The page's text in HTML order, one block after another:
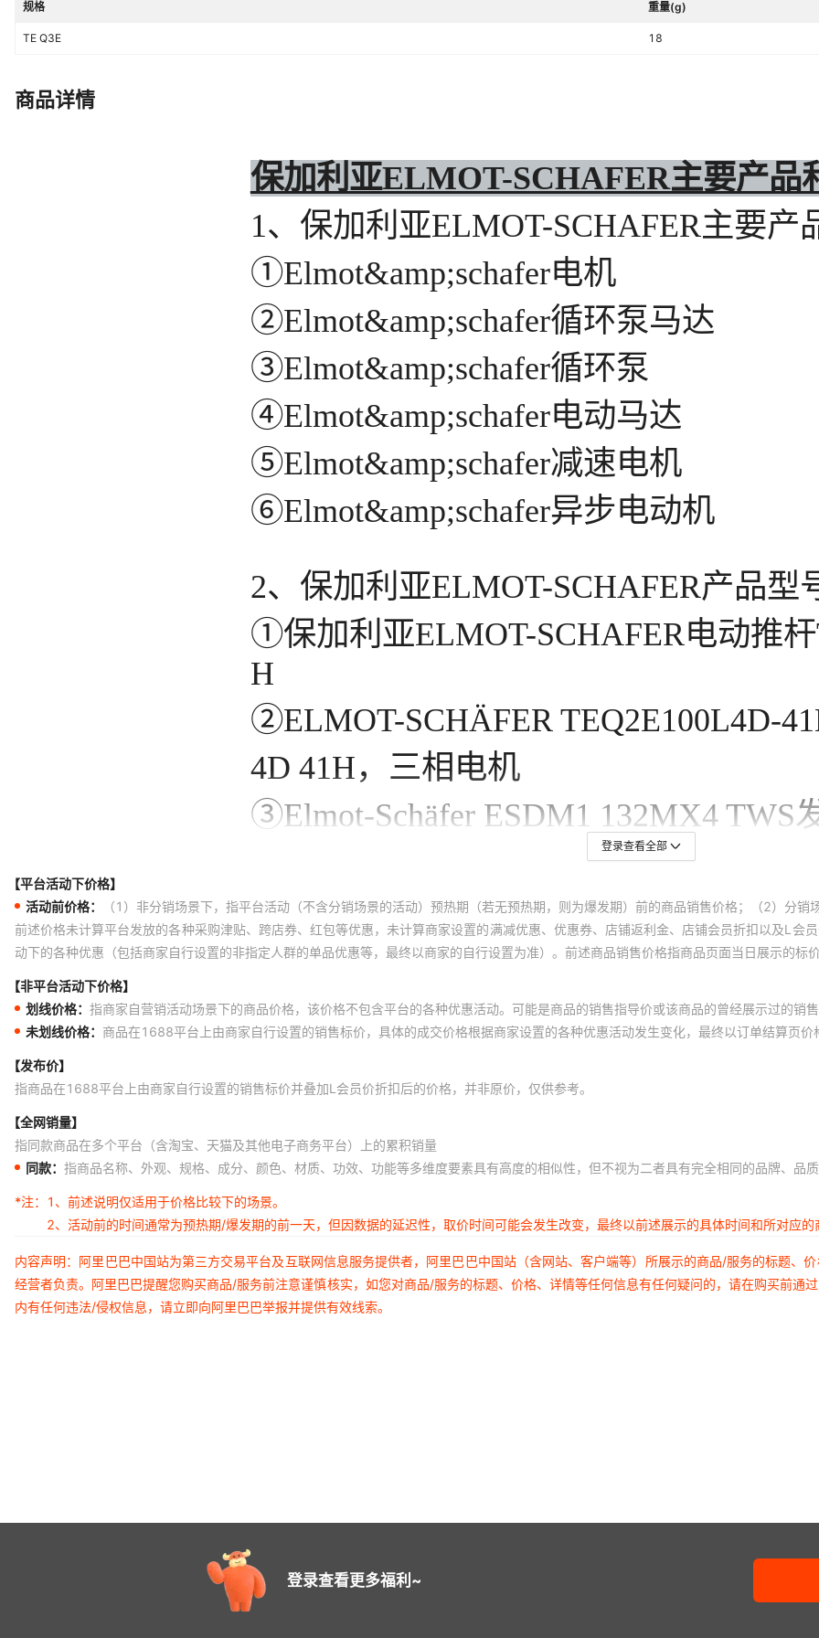
规格 重量(g)
TE Q3E 18
商品详情
登录查看全部
【平台活动下价格】
活动前价格：
（1）非分销场景下，指平台活动（不含分销场景的活动）预热期（若无预热期，则为爆发期）前的商品销售价格；（2）分
前述价格未计算平台发放的各种采购津贴、跨店券、红包等优惠，未计算商家设置的满减优惠、优惠券、店铺返利金、店铺会员折扣以及L会
动下的各种优惠（包括商家自行设置的非指定人群的单品优惠等，最终以商家的自行设置为准）。前述商品销售价格指商品页面当日展示的
【非平台活动下价格】
划线价格： 指商家自营销活动场景下的商品价格，该价格不包含平台的各种优惠活动。可能是商品的销售指导价或该商品的曾经展示过的销
未划线价格： 商品在1688平台上由商家自行设置的销售标价，具体的成交价格根据商家设置的各种优惠活动发生变化，最终以订单结算页价
【发布价】
指商品在1688平台上由商家自行设置的销售标价并叠加L会员价折扣后的价格，并非原价，仅供参考。
【全网销量】
指同款商品在多个平台（含淘宝、天猫及其他电子商务平台）上的累积销量
同款： 指商品名称、外观、规格、成分、颜色、材质、功效、功能等多维度要素具有高度的相似性，但不视为二者具有完全相同的品牌、品
*注：
1、前述说明仅适用于价格比较下的场景。
2、活动前的时间通常为预热期/爆发期的前一天，但因数据的延迟性，取价时间可能会发生改变，最终以前述展示的具体时间和所对应的
内容声明：阿里巴巴中国站为第三方交易平台及互联网信息服务提供者，阿里巴巴中国站（含网站、客户端等）所展示的商品/服务的标题、
经营者负责。阿里巴巴提醒您购买商品/服务前注意谨慎核实，如您对商品/服务的标题、价格、详情等任何信息有任何疑问的，请在购买前通
内有任何违法/侵权信息，请立即向阿里巴巴举报并提供有效线索。
登录查看更多福利~